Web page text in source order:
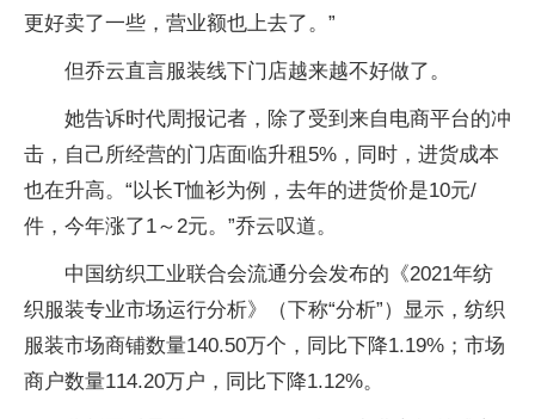
更好卖了一些，营业额也上去了。”
但乔云直言服装线下门店越来越不好做了。
她告诉时代周报记者，除了受到来自电商平台的冲
击，自己所经营的门店面临升租5%，同时，进货成本
也在升高。“以长T恤衫为例，去年的进货价是10元/
件，今年涨了1～2元。”乔云叹道。
中国纺织工业联合会流通分会发布的《2021年纺
织服装专业市场运行分析》（下称“分析”）显示，纺织
服装市场商铺数量140.50万个，同比下降1.19%；市场
商户数量114.20万户，同比下降1.12%。